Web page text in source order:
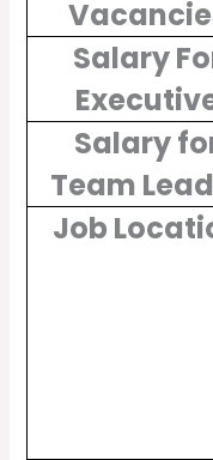
Salary
Salary
Team
Job